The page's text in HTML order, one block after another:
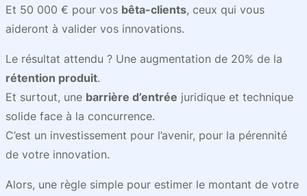
Et 50 000 € pour vos bêta-clients, ceux qui vous
aideront à valider vos innovations.
Le résultat attendu ? Une augmentation de 20% de la
rétention produit.
Et surtout, une barrière d’entrée juridique et technique
solide face à la concurrence.
C’est un investissement pour l’avenir, pour la pérennité
de votre innovation.
Alors, une règle simple pour estimer le montant de votre